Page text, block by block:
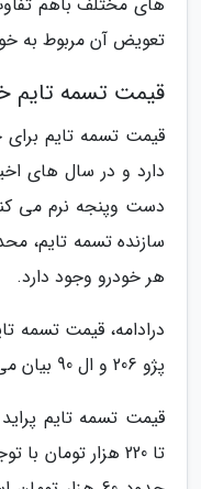
تعویض آن مربوط به خودرو
قیمت تسمه تایم
قیمت تسمه تایم برای
دارد و در سال های
دست وپنجه نرم می
سازنده تسمه تایم،
هر خودرو وجود دارد.
پژو 206 و ال 90 بیان می کنیم.
تا 220 هزار